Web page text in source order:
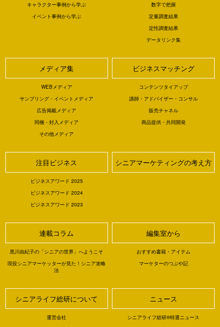
キャラクター事例から学ぶ
イベント事例から学ぶ
数字で把握
定量調査結果
定性調査結果
データリンク集
メディア集
WEBメディア
サンプリング・イベントメディア
広告掲載メディア
同梱・封入メディア
その他メディア
ビジネスマッチング
コンテンツタイアップ
講師・アドバイザー・コンサル
販売チャネル
商品提供・共同開発
注目ビジネス
ビジネスアワード 2025
ビジネスアワード 2024
ビジネスアワード 2023
シニアマーケティングの考え方
連載コラム
黒川由紀子の「シニアの世界」へようこそ
現役シニアマーケッターが見た！シニア攻略
法
編集室から
おすすめ書籍・アイテム
マーケターのつぶや記
シニアライフ総研について
運営会社
ニュース
シニアライフ総研®特選ニュース